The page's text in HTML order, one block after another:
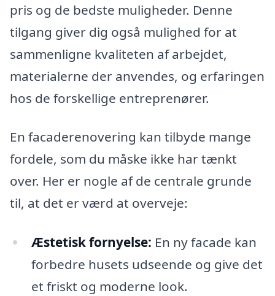
pris og de bedste muligheder. Denne
tilgang giver dig også mulighed for at
sammenligne kvaliteten af arbejdet,
materialerne der anvendes, og erfaringen
hos de forskellige entreprenører.
En facaderenovering kan tilbyde mange
fordele, som du måske ikke har tænkt
over. Her er nogle af de centrale grunde
til, at det er værd at overveje:
Æstetisk fornyelse: En ny facade kan
forbedre husets udseende og give det
et friskt og moderne look.